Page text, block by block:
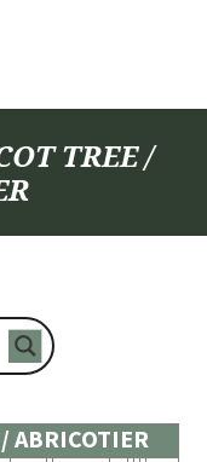
TREE /
ABRICOTIER